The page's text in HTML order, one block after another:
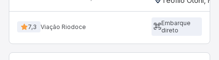
7,3 Viação Riodoce
Embarque
direto